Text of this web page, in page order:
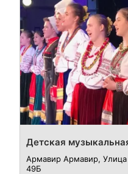
Детская
Армавир Армавир, Улица
49Б